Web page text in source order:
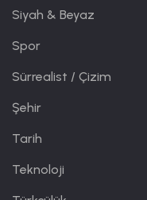
Siyah & Beyaz
Spor
Sürrealist / Çizim
Şehir
Tarih
Teknoloji